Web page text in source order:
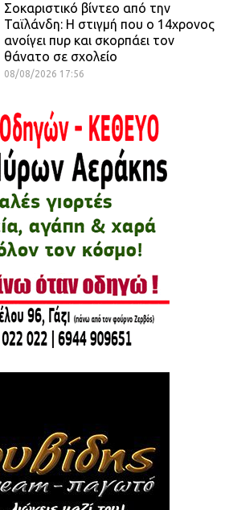
Σοκαριστικό βίντεο από την
Ταϊλάνδη: Η στιγμή που ο 14χρονος
ανοίγει πυρ και σκορπάει τον
θάνατο σε σχολείο
08/08/2026 17:56